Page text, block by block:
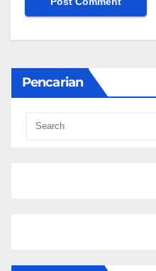
Pencarian